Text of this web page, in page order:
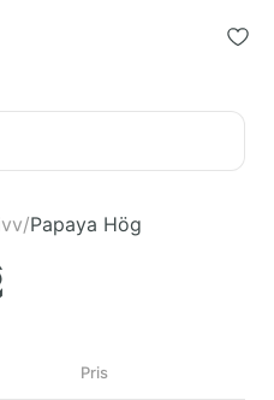
/Papaya Hög
Pris